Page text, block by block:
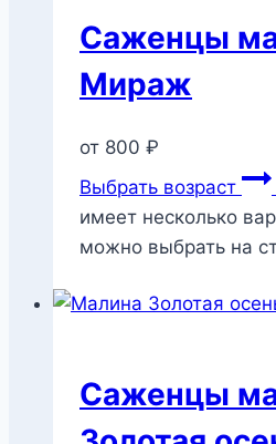
Саженцы
Мираж
от 800 ₽
Выбрать возраст
имеет несколько
можно выбрать на
Саженцы